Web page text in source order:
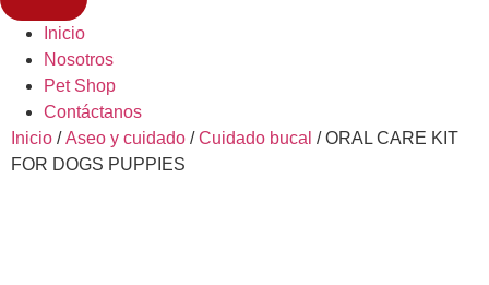
Inicio
Nosotros
Pet Shop
Contáctanos
Inicio /Aseo y cuidado /Cuidado bucal / ORAL CARE KIT
FOR DOGS PUPPIES